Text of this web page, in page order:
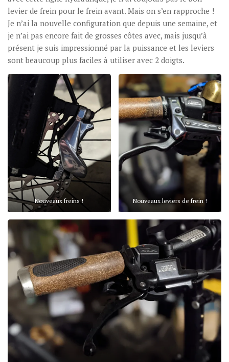
levier de frein pour le frein avant. Mais on s’en rapproche !
Je n’ai la nouvelle configuration que depuis une semaine, et
je n’ai pas encore fait de grosses côtes avec, mais jusqu’à
présent je suis impressionné par la puissance et les leviers
sont beaucoup plus faciles à utiliser avec 2 doigts.
Nouveaux freins ! Nouveaux leviers de frein !